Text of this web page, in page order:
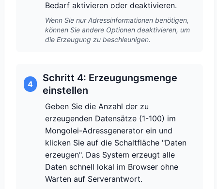
Bedarf aktivieren oder deaktivieren.
Wenn Sie nur Adressinformationen benötigen,
können Sie andere Optionen deaktivieren, um
die Erzeugung zu beschleunigen.
4
Schritt 4: Erzeugungsmenge
einstellen
Geben Sie die Anzahl der zu
erzeugenden Datensätze (1-100) im
Mongolei-Adressgenerator ein und
klicken Sie auf die Schaltfläche "Daten
erzeugen". Das System erzeugt alle
Daten schnell lokal im Browser ohne
Warten auf Serverantwort.